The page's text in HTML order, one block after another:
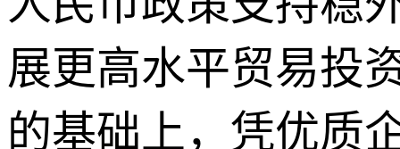
展更高水平贸易投
的基础上，凭优质